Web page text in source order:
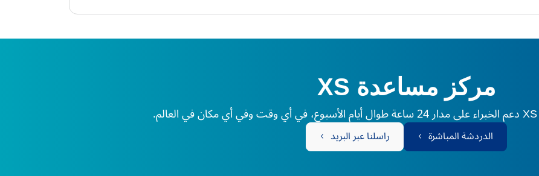
مركز مساعدة XS
الدردشة المباشرة راسلنا عبر البريد